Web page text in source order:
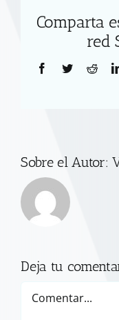
Comparta
red
Facebook
Twitter
Sobre el Autor:
Deja tu